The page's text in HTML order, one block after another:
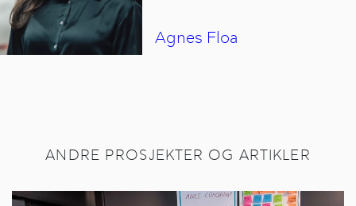
Agnes Floa
ANDRE PROSJEKTER OG ARTIKLER